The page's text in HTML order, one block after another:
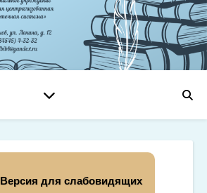
Версия для слабовидящих